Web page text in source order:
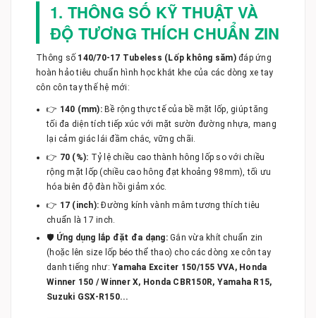
1. THÔNG SỐ KỸ THUẬT VÀ
ĐỘ TƯƠNG THÍCH CHUẨN ZIN
Thông số 140/70-17 Tubeless (Lốp không săm)đáp ứng
hoàn hảo tiêu chuẩn hình học khắt khe của các dòng xe tay
côn côn tay thế hệ mới:
👉 140 (mm):Bề rộng thực tế của bề mặt lốp, giúp tăng
tối đa diện tích tiếp xúc với mặt sườn đường nhựa, mang
lại cảm giác lái đầm chắc, vững chãi.
👉 70 (%): Tỷ lệ chiều cao thành hông lốp so với chiều
rộng mặt lốp (chiều cao hông đạt khoảng 98mm), tối ưu
hóa biên độ đàn hồi giảm xóc.
👉 17 (inch): Đường kính vành mâm tương thích tiêu
chuẩn là 17 inch.
🛡️ Ứng dụng lắp đặt đa dạng:Gắn vừa khít chuẩn zin
(hoặc lên size lốp béo thể thao) cho các dòng xe côn tay
danh tiếng như: Yamaha Exciter 150/155 VVA, Honda
Winner 150 / Winner X, Honda CBR150R, Yamaha R15,
Suzuki GSX-R150...